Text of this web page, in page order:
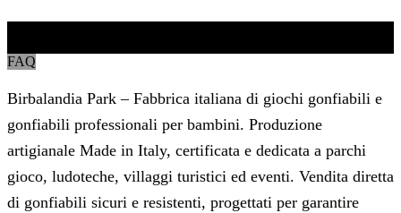
FAQ
Birbalandia Park – Fabbrica italiana di giochi gonfiabili e
gonfiabili professionali per bambini. Produzione
artigianale Made in Italy, certificata e dedicata a parchi
gioco, ludoteche, villaggi turistici ed eventi. Vendita diretta
di gonfiabili sicuri e resistenti, progettati per garantire